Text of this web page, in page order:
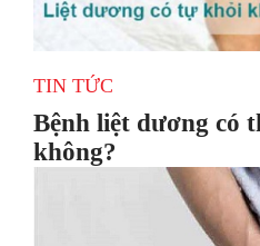
TIN TỨC
Bệnh liệt dương có
không?